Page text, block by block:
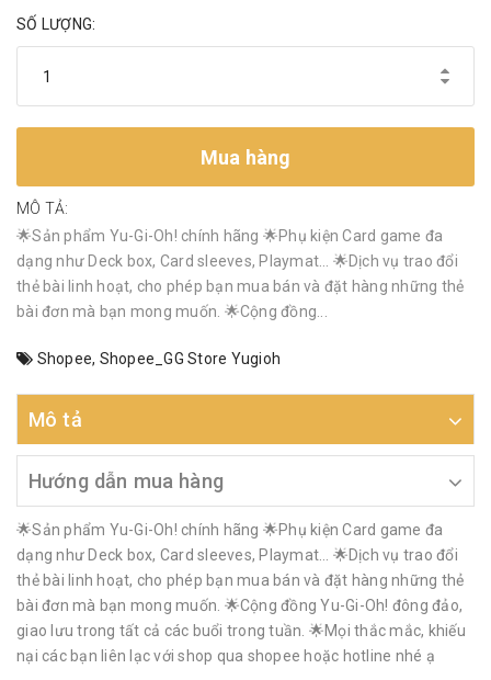
SỐ LƯỢNG:
Mua hàng
MÔ TẢ:
🌟Sản phẩm Yu-Gi-Oh! chính hãng 🌟Phụ kiện Card game đa
dạng như Deck box, Card sleeves, Playmat… 🌟Dịch vụ trao đổi
thẻ bài linh hoạt, cho phép bạn mua bán và đặt hàng những thẻ
bài đơn mà bạn mong muốn. 🌟Cộng đồng...
Shopee, Shopee_GG Store Yugioh
Mô tả
Hướng dẫn mua hàng
🌟Sản phẩm Yu-Gi-Oh! chính hãng 🌟Phụ kiện Card game đa
dạng như Deck box, Card sleeves, Playmat… 🌟Dịch vụ trao đổi
thẻ bài linh hoạt, cho phép bạn mua bán và đặt hàng những thẻ
bài đơn mà bạn mong muốn. 🌟Cộng đồng Yu-Gi-Oh! đông đảo,
giao lưu trong tất cả các buổi trong tuần. 🌟Mọi thắc mắc, khiếu
nại các bạn liên lạc với shop qua shopee hoặc hotline nhé ạ